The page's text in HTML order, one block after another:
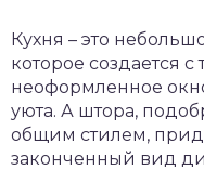
Кухня – это
которое создается
неоформленное
уюта. А штора,
общим стилем,
законченный вид